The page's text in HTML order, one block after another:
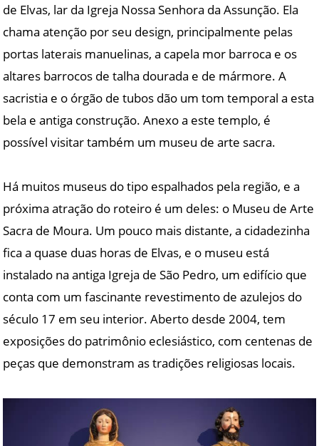
de Elvas, lar da Igreja Nossa Senhora da Assunção. Ela
chama atenção por seu design, principalmente pelas
portas laterais manuelinas, a capela mor barroca e os
altares barrocos de talha dourada e de mármore. A
sacristia e o órgão de tubos dão um tom temporal a esta
bela e antiga construção. Anexo a este templo, é
possível visitar também um museu de arte sacra.
Há muitos museus do tipo espalhados pela região, e a
próxima atração do roteiro é um deles: o Museu de Arte
Sacra de Moura. Um pouco mais distante, a cidadezinha
fica a quase duas horas de Elvas, e o museu está
instalado na antiga Igreja de São Pedro, um edifício que
conta com um fascinante revestimento de azulejos do
século 17 em seu interior. Aberto desde 2004, tem
exposições do patrimônio eclesiástico, com centenas de
peças que demonstram as tradições religiosas locais.